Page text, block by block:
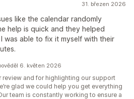
31. březen 2026
like the calendar randomly
help is quick and they helped
was able to fix it myself with their
6. květen 2026
review and for highlighting our support
glad we could help you get everything
team is constantly working to ensure a